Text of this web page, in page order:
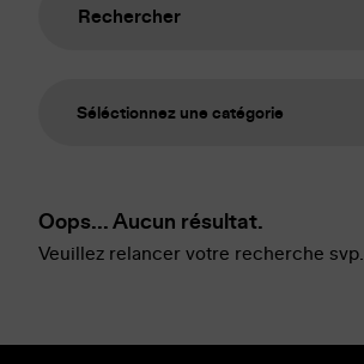
Séléctionnez une catégorie
Oops... Aucun résultat.
Veuillez relancer votre recherche svp.